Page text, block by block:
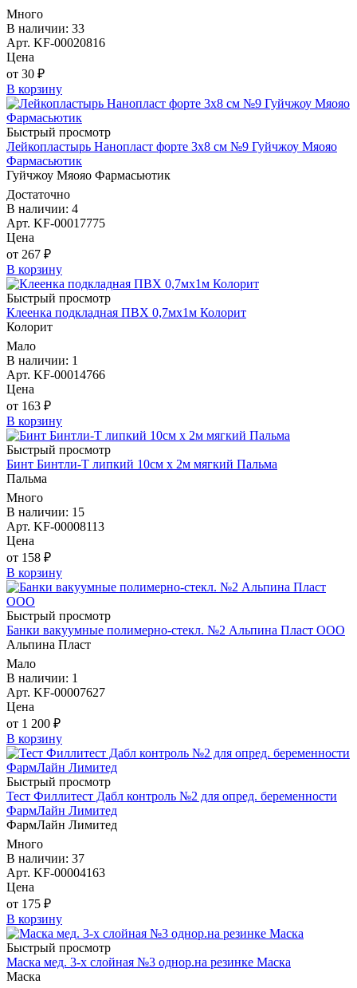
Много
В наличии: 33
Арт. KF-00020816
Цена
от 30 ₽
В корзину
Быстрый просмотр
Лейкопластырь Нанопласт форте 3х8 см №9 Гуйчжоу Мяояо
Фармасьютик
Гуйчжоу Мяояо Фармасьютик
Достаточно
В наличии: 4
Арт. KF-00017775
Цена
от 267 ₽
В корзину
Быстрый просмотр
Клеенка подкладная ПВХ 0,7мx1м Колорит
Колорит
Мало
В наличии: 1
Арт. KF-00014766
Цена
от 163 ₽
В корзину
Быстрый просмотр
Бинт Бинтли-Т липкий 10см х 2м мягкий Пальма
Пальма
Много
В наличии: 15
Арт. KF-00008113
Цена
от 158 ₽
В корзину
Быстрый просмотр
Банки вакуумные полимерно-стекл. №2 Альпина Пласт ООО
Альпина Пласт
Мало
В наличии: 1
Арт. KF-00007627
Цена
от 1 200 ₽
В корзину
Быстрый просмотр
Тест Филлитест Дабл контроль №2 для опред. беременности
ФармЛайн Лимитед
ФармЛайн Лимитед
Много
В наличии: 37
Арт. KF-00004163
Цена
от 175 ₽
В корзину
Быстрый просмотр
Маска мед. 3-х слойная №3 однор.на резинке Маска
Маска